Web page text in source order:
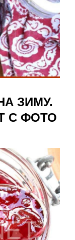
ЗИМУ.
С ФОТО